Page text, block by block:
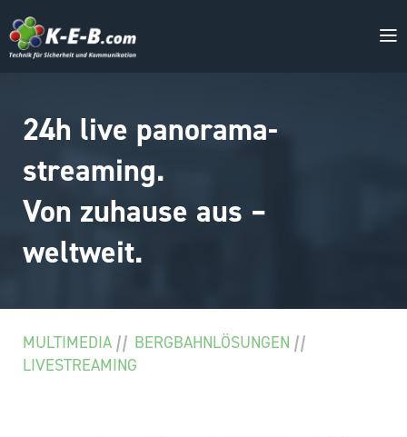
24h live panorama-
streaming.
Von zuhause aus –
weltweit.
MULTIMEDIA
BERGBAHN­LÖSUNGEN
LIVESTREAMING